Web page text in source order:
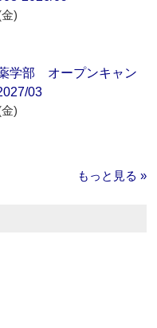
)
学部 オープンキャン
03
)
もっと見る »